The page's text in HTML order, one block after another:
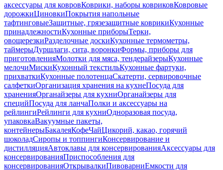
аксессуары для ковровКоврики, наборы ковриковКовровые
дорожкиЦиновкиПокрытия напольные
тафтинговыеЗащитные, грязезащитные коврикиКухонные
принадлежностиКухонные приборыТерки,
овощерезкиРазделочные доскиКухонные термометры,
таймерыДуршлаги, сита, воронкиФормы, приборы для
приготовленияМолотки для мяса, тендерайзерыКухонные
мелочиМискиКухонный текстильКухонные фартуки,
прихваткиКухонные полотенцаСкатерти, сервировочные
салфеткиОрганизация хранения на кухнеПосуда для
храненияОрганайзеры для кухниОрганайзеры для
специйПосуда для ланчаПолки и аксессуары на
рейлингиРейлинги для кухниОдноразовая посуда,
упаковкаВакуумные пакеты,
контейнерыБакалеяКофеЧайЦикорий, какао, горячий
шоколадСиропы и топпингиКонсервирование и
дистилляцияАвтоклавы для консервированияАксессуары для
консервированияПриспособления для
консервированияОткрывалкиПивоварниЕмкости для